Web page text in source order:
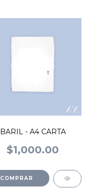
BARIL - A4 CARTA
$1,000.00